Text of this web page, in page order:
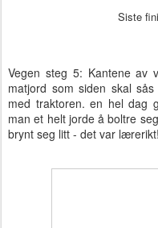
Siste
Vegen steg 5: Kantene av
matjord som siden skal
med traktoren. en hel dag
man et helt jorde å boltre
brynt seg litt - det var lærerikt!